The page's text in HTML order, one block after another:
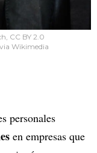
CC BY 2.0
Wikimedia
personales
en empresas que